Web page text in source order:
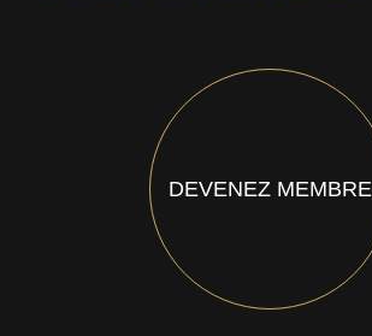
DEVENEZ MEMBRE